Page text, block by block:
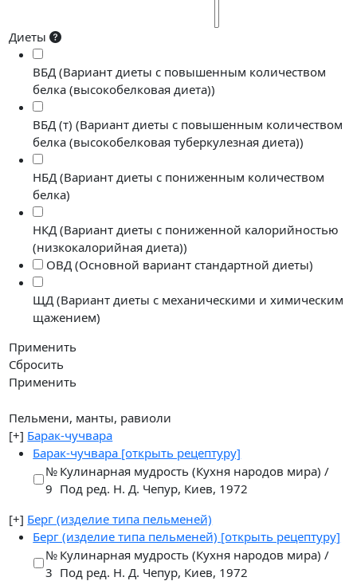
Диеты
ВБД (Вариант диеты с повышенным количеством
белка (высокобелковая диета))
ВБД (т) (Вариант диеты с повышенным количеством
белка (высокобелковая туберкулезная диета))
НБД (Вариант диеты с пониженным количеством
белка)
НКД (Вариант диеты с пониженной калорийностью
(низкокалорийная диета))
ОВД (Основной вариант стандартной диеты)
ЩД (Вариант диеты с механическими и химическим
щажением)
Применить
Сбросить
Применить
Пельмени, манты, равиоли
[+] Барак-чучвара
Барак-чучвара [открыть рецептуру]
№
9
Кулинарная мудрость (Кухня народов мира) /
Под ред. Н. Д. Чепур, Киев, 1972
[+] Берг (изделие типа пельменей)
Берг (изделие типа пельменей) [открыть рецептуру]
№
3
Кулинарная мудрость (Кухня народов мира) /
Под ред. Н. Д. Чепур, Киев, 1972